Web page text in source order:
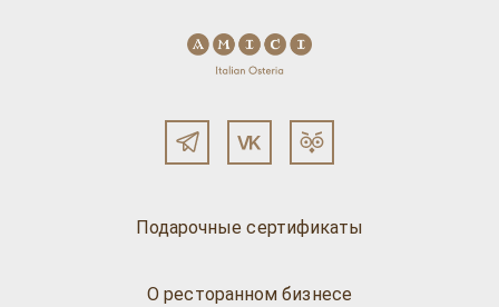
Подарочные сертификаты
О ресторанном бизнесе